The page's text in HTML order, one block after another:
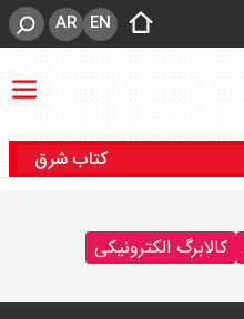
EN
AR
کتاب شرق
کالابرگ الکترونیکی